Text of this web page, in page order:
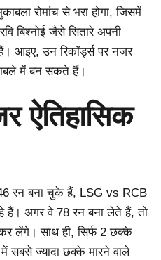
रोमांच से भरा होगा, जिसमें
बिश्नोई जैसे सितारे अपनी
आइए, उन रिकॉर्ड्स पर नजर
में बन सकते हैं।
ऐतिहासिक
रन बना चुके हैं, LSG vs RCB
हैं। अगर वे 78 रन बना लेते हैं, तो
लेंगे। साथ ही, सिर्फ 2 छक्के
सबसे ज्यादा छक्के मारने वाले